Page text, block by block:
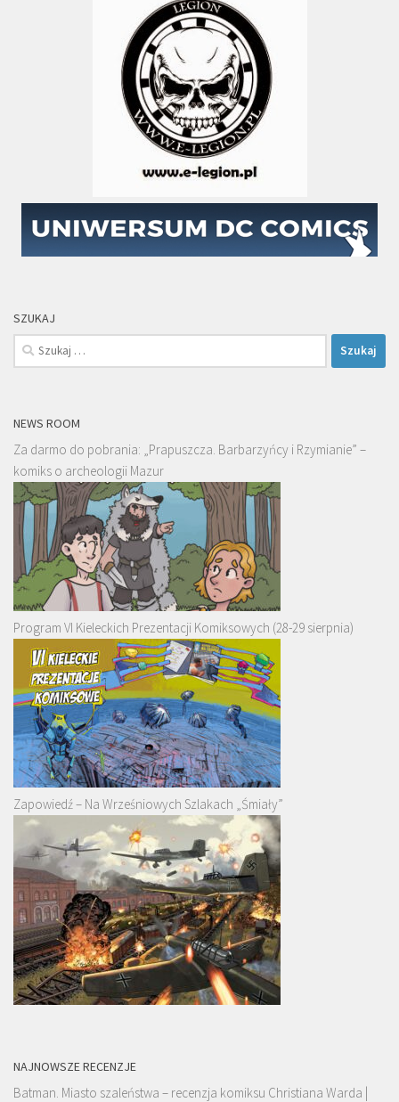
SZUKAJ
Szukaj:
NEWS ROOM
Za darmo do pobrania: „Prapuszcza. Barbarzyńcy i Rzymianie” –
komiks o archeologii Mazur
Program VI Kieleckich Prezentacji Komiksowych (28-29 sierpnia)
Zapowiedź – Na Wrześniowych Szlakach „Śmiały”
NAJNOWSZE RECENZJE
Batman. Miasto szaleństwa – recenzja komiksu Christiana Warda |